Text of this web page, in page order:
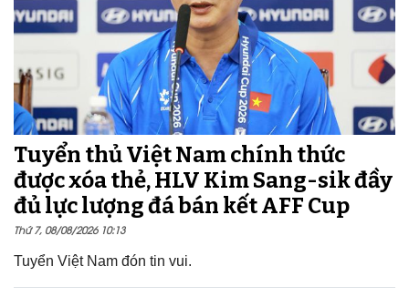
Tuyển thủ Việt Nam chính thức
được xóa thẻ, HLV Kim Sang-sik đầy
đủ lực lượng đá bán kết AFF Cup
Thứ 7, 08/08/2026 10:13
Tuyển Việt Nam đón tin vui.